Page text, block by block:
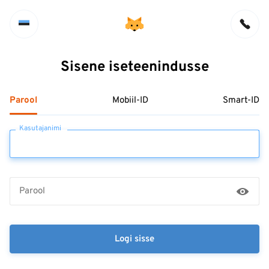
Sisene iseteenindusse
Parool Mobiil-ID Smart-ID
Kasutajanimi
Parool
Logi sisse